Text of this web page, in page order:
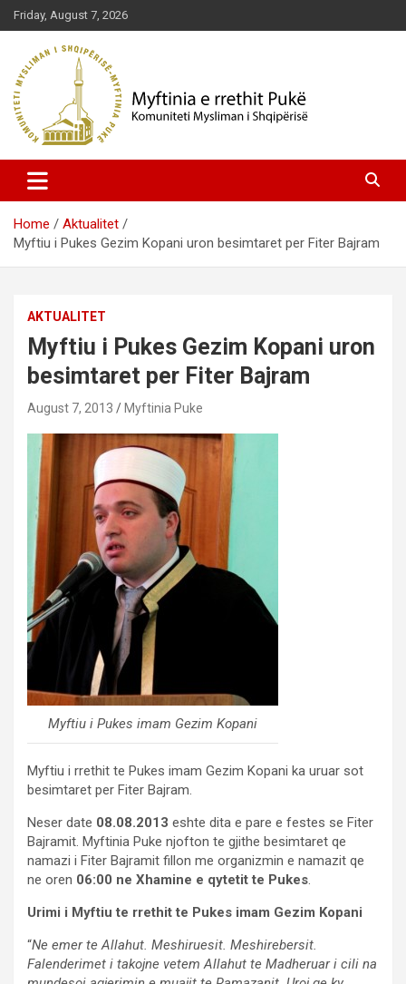
Skip
to
content
Friday, August 7, 2026
Myftinia Pukë | Faqja Zyrtare
Home
Aktualitet
Myftiu i Pukes Gezim Kopani uron besimtaret per Fiter Bajram
AKTUALITET
Myftiu i Pukes Gezim Kopani uron
besimtaret per Fiter Bajram
August 7, 2013 Myftinia Puke
Myftiu i Pukes imam Gezim Kopani
Myftiu i rrethit te Pukes imam Gezim Kopani ka uruar sot
besimtaret per Fiter Bajram.
Neser date 08.08.2013 eshte dita e pare e festes se Fiter
Bajramit. Myftinia Puke njofton te gjithe besimtaret qe
namazi i Fiter Bajramit fillon me organizmin e namazit qe
ne oren 06:00 ne Xhamine e qytetit te Pukes.
Urimi i Myftiu te rrethit te Pukes imam Gezim Kopani
“Ne emer te Allahut. Meshiruesit. Meshirebersit.
Falenderimet i takojne vetem Allahut te Madheruar i cili na